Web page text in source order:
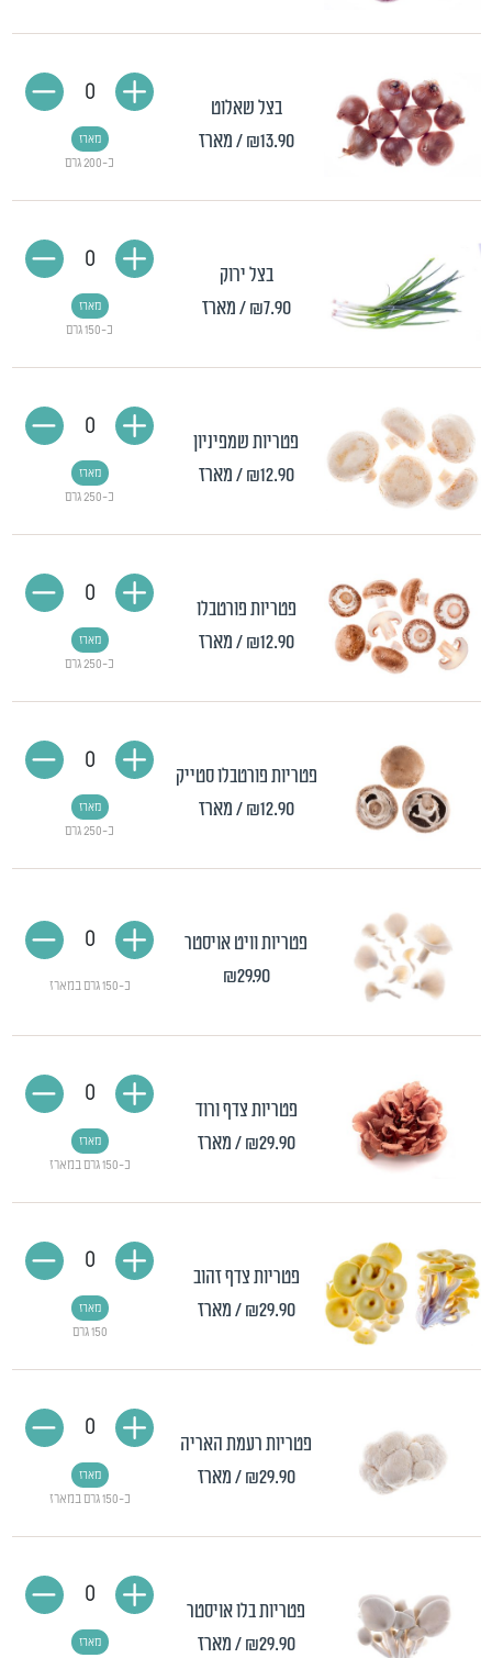
בצל שאלוט
₪13.90 / מארז
כ-200 גרם
מארז
0
בצל ירוק
₪7.90 / מארז
כ-150 גרם
מארז
0
פטריות שמפיניון
₪12.90 / מארז
כ-250 גרם
מארז
0
פטריות פורטבלו
₪12.90 / מארז
כ-250 גרם
מארז
0
פטריות פורטבלו סטייק
₪12.90 / מארז
כ-250 גרם
מארז
0
פטריות וויט אויסטר
₪29.90
כ-150 גרם במארז
0
פטריות צדף ורוד
₪29.90 / מארז
כ-150 גרם במארז
מארז
0
פטריות צדף זהוב
₪29.90 / מארז
150 גרם
מארז
0
פטריות רעמת האריה
₪29.90 / מארז
כ-150 גרם במארז
מארז
0
פטריות בלו אויסטר
₪29.90 / מארז מארז
0